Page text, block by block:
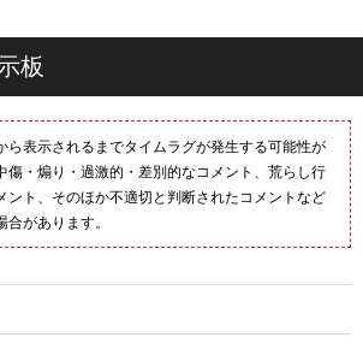
板
ら表示されるまでタイムラグが発生する可能性が
傷・煽り・過激的・差別的なコメント、荒らし行
ント、そのほか不適切と判断されたコメントなど
があります。